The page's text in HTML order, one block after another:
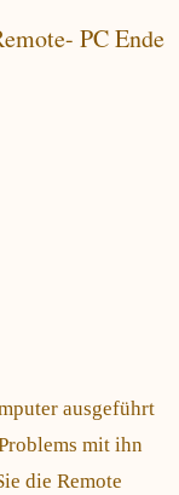
PC Ende
ausgeführt
mit ihn
die Remote